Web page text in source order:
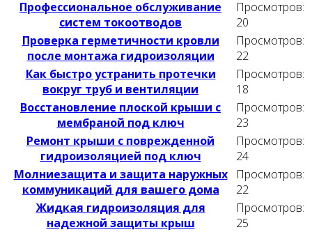
Профессиональное обслуживание
систем токоотводов
Просмотров:
20
Проверка герметичности кровли
после монтажа гидроизоляции
Просмотров:
22
Как быстро устранить протечки
вокруг труб и вентиляции
Просмотров:
18
Восстановление плоской крыши с
мембраной под ключ
Просмотров:
23
Ремонт крыши с поврежденной
гидроизоляцией под ключ
Просмотров:
24
Молниезащита и защита наружных
коммуникаций для вашего дома
Просмотров:
22
Жидкая гидроизоляция для
надежной защиты крыш
Просмотров:
25